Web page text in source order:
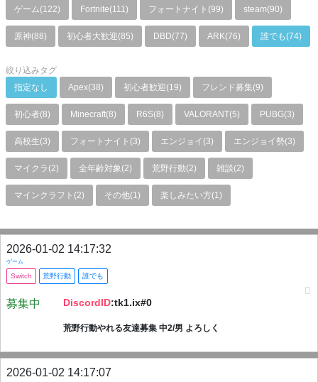
ゲーム(122) Fortnite(111) フォートナイト(99) steam(90)
原神(88) 初心者大歓迎(85) DBD(77) ARK(76) 誰でも(74)
絞り込みタグ
指定なし
Apex(38) 初心者歓迎(19) フレンド募集(9)
初心者(8) Minecraft(8) R6S(8) VALORANT(5) PUBG(3)
高校生(3) フォートナイト(3) エンジョイ(3) エンジョイ勢(3)
マイクラ(2) 全年齢対象(2) 荒野行動(2) 雑談(2)
マインクラフト(2) その他(1) 楽しみたい方(1)
2026-01-02 14:17:32
ゲーム
Switch 荒野行動 誰でも
募集中 DiscordID:tk1.ix#0
荒野行動やれる友達募集 中2/男 よろしく
2026-01-02 14:17:07